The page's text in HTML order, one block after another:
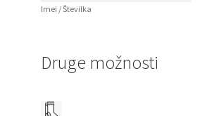
Imei / Številka
Druge možnosti